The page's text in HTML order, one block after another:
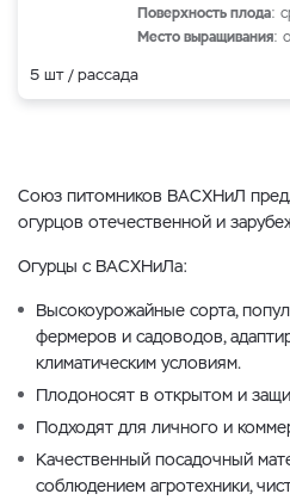
Поверхность плода:
Место выращивания:
5 шт / рассада
Союз питомников ВАСХНиЛ
огурцов отечественной и
Огурцы с ВАСХНиЛа:
Высокоурожайные сорта,
фермеров и садоводов,
климатическим условиям.
Плодоносят в открытом и
Подходят для личного и
Качественный посадочный
соблюдением агротехники,